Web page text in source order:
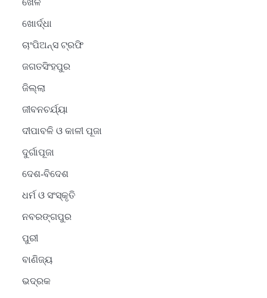
ଖେଳ
ଖୋର୍ଦ୍ଧା
ଚାଂପିଅନ୍ସ ଟ୍ରଫି
ଜଗତସିଂହପୁର
ଜିଲ୍ଲା
ଜୀବନଚର୍ଯ୍ୟା
ଦୀପାବଳି ଓ କାଳୀ ପୂଜା
ଦୁର୍ଗାପୂଜା
ଦେଶ-ବିଦେଶ
ଧର୍ମ ଓ ସଂସ୍କୃତି
ନବରଙ୍ଗପୁର
ପୁରୀ
ବାଣିଜ୍ୟ
ଭଦ୍ରକ
2